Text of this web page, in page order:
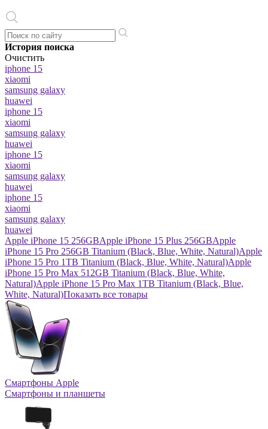
История поиска
Очистить
iphone 15
xiaomi
samsung galaxy
huawei
iphone 15
xiaomi
samsung galaxy
huawei
iphone 15
xiaomi
samsung galaxy
huawei
iphone 15
xiaomi
samsung galaxy
huawei
Apple iPhone 15 256GBApple iPhone 15 Plus 256GBApple
iPhone 15 Pro 256GB Titanium (Black, Blue, White, Natural)Apple
iPhone 15 Pro 1TB Titanium (Black, Blue, White, Natural)Apple
iPhone 15 Pro Max 512GB Titanium (Black, Blue, White,
Natural)Apple iPhone 15 Pro Max 1TB Titanium (Black, Blue,
White, Natural)Показать все товары
Смартфоны Apple
Смартфоны и планшеты